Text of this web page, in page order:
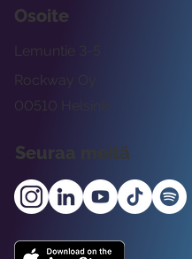
Osoite
Rockway Oy
Lemuntie 3-5
00510 Helsinki
Seuraa meitä